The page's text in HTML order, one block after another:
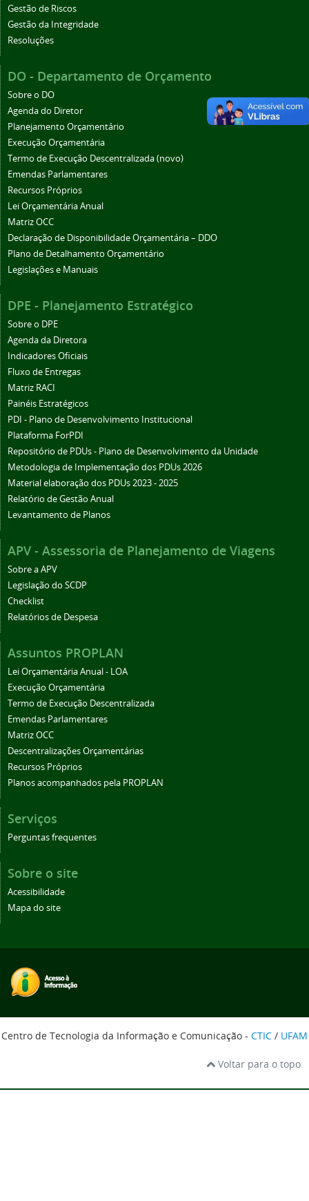
Gestão de Riscos
Gestão da Integridade
Resoluções
DO - Departamento de Orçamento
Sobre o DO
Agenda do Diretor
Planejamento Orçamentário
Execução Orçamentária
Termo de Execução Descentralizada (novo)
Emendas Parlamentares
Recursos Próprios
Lei Orçamentária Anual
Matriz OCC
Declaração de Disponibilidade Orçamentária – DDO
Plano de Detalhamento Orçamentário
Legislações e Manuais
DPE - Planejamento Estratégico
Sobre o DPE
Agenda da Diretora
Indicadores Oficiais
Fluxo de Entregas
Matriz RACI
Painéis Estratégicos
PDI - Plano de Desenvolvimento Institucional
Plataforma ForPDI
Repositório de PDUs - Plano de Desenvolvimento da Unidade
Metodologia de Implementação dos PDUs 2026
Material elaboração dos PDUs 2023 - 2025
Relatório de Gestão Anual
Levantamento de Planos
APV - Assessoria de Planejamento de Viagens
Sobre a APV
Legislação do SCDP
Checklist
Relatórios de Despesa
Assuntos PROPLAN
Lei Orçamentária Anual - LOA
Execução Orçamentária
Termo de Execução Descentralizada
Emendas Parlamentares
Matriz OCC
Descentralizações Orçamentárias
Recursos Próprios
Planos acompanhados pela PROPLAN
Serviços
Perguntas frequentes
Sobre o site
Acessibilidade
Mapa do site
Centro de Tecnologia da Informação e Comunicação - CTIC / UFAM
Voltar para o topo